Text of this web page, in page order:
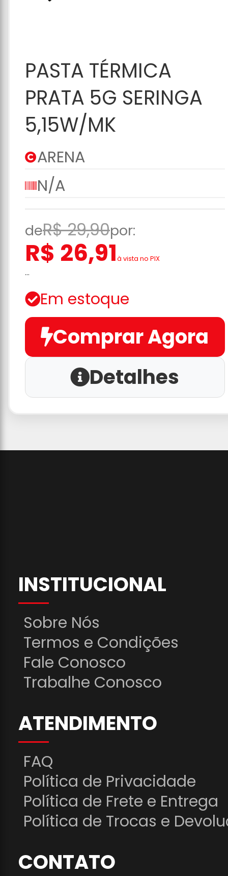
Adicionar ao
Carrinho
PASTA TÉRMICA
PRATA 5G SERINGA
5,15W/MK
ARENA
N/A
deR$ 29,90por:
R$ 26,91à vista no PIX
...
Em estoque
Comprar Agora
Detalhes
INSTITUCIONAL
Sobre Nós
Termos e Condições
Fale Conosco
Trabalhe Conosco
ATENDIMENTO
FAQ
Política de Privacidade
Política de Frete e Entrega
Política de Trocas e
CONTATO